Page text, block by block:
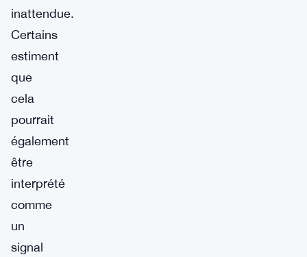
inattendue.
Certains
estiment
que
cela
pourrait
également
être
interprété
comme
un
signal